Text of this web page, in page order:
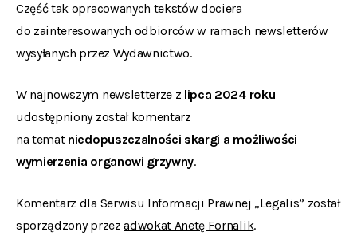
Część tak opracowanych tekstów dociera
do zainteresowanych odbiorców w ramach newsletterów
wysyłanych przez Wydawnictwo.
W najnowszym newsletterze z lipca 2024 roku
udostępniony został komentarz
na temat niedopuszczalności skargi a możliwości
wymierzenia organowi grzywny.
Komentarz dla Serwisu Informacji Prawnej „Legalis” został
sporządzony przezadwokat Anetę Fornalik.